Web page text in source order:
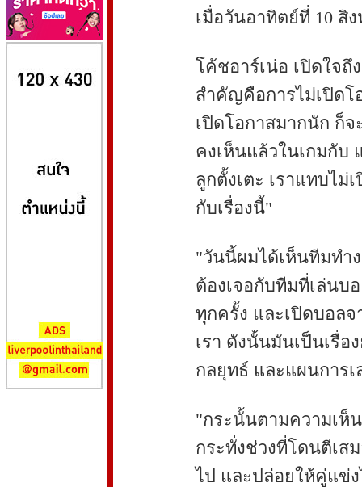
เมื่อวันอาทิตย์ที่ 10 สิ
โค้ชอาร์เน่อ เปิดใจ
สำคัญคือการไม่เปิด
เปิดโอกาสมากนัก ก็
คงเห็นแล้วในเกมกับ
ลูกตั้งเตะ เราแทบไ
กับเรื่องนี้"
"วันนี้ผมได้เห็นทีมทำ
ต้องเจอกับทีมที่เล่น
ทุกครั้ง และเปิดบอล
เรา ดังนั้นมันเป็นเรื่
กลยุทธ์ และแผนการ
"กระนั้นตามความเห็
กระทั่งช่วงที่โดนตีเส
ไป และปล่อยให้คู่แข่